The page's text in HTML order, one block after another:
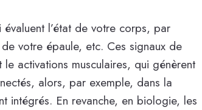
l’état de votre corps, par
votre épaule, etc. Ces signaux de
activations musculaires, qui génèrent
alors, par exemple, dans la
intégrés. En revanche, en biologie, les